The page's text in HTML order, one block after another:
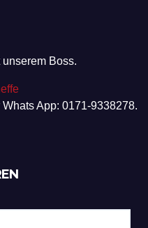
Boss.
App: 0171-9338278.